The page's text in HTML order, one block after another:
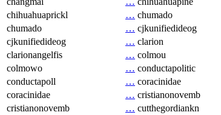
chihuahuaprickl
… chumado
chumado
… cjkunifiedideog
cjkunifiedideog
… clarion
clarionangelfis
… colmou
colmowo
… conductapolitic
conductapoll
… coracinidae
coracinidae
… cristianonovemb
cristianonovemb
… cutthegordiankn